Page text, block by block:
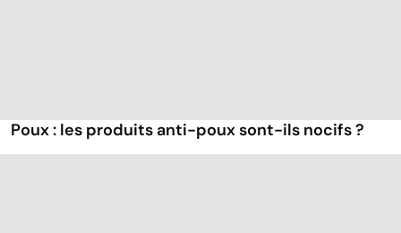
Poux : les produits anti-poux sont-ils nocifs ?